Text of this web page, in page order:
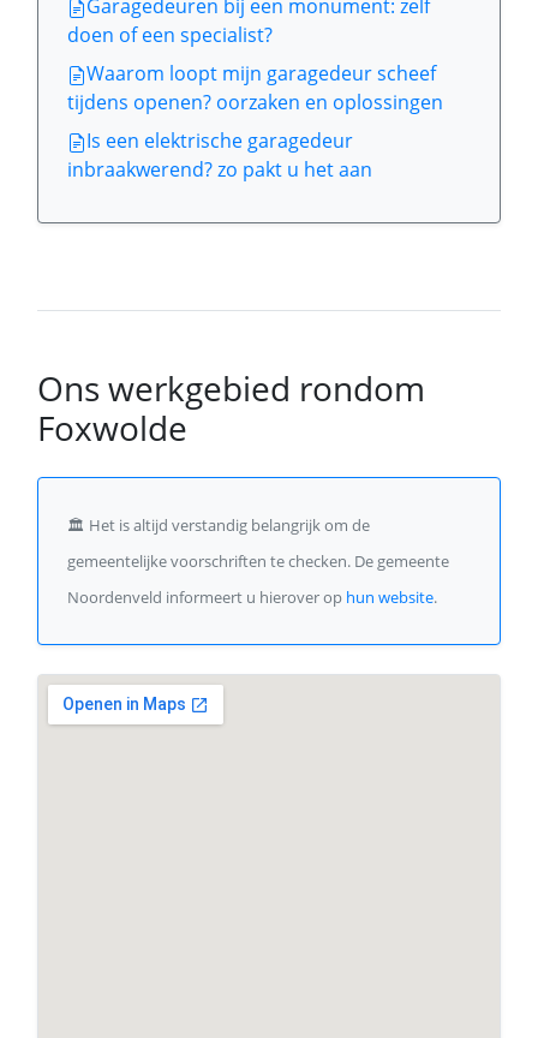
Garagedeuren bij een monument: zelf
doen of een specialist?
Waarom loopt mijn garagedeur scheef
tijdens openen? oorzaken en oplossingen
Is een elektrische garagedeur
inbraakwerend? zo pakt u het aan
Ons werkgebied rondom
Foxwolde
🏛️ Het is altijd verstandig belangrijk om de
gemeentelijke voorschriften te checken. De gemeente
Noordenveld informeert u hierover op hun website.